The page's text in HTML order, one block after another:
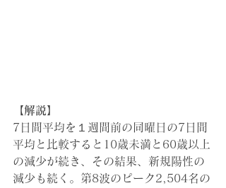
【解説】
7日間平均を１週間前の同曜日の7日間
平均と比較すると10歳未満と60歳以上
の減少が続き、その結果、新規陽性の
減少も続く。第8波のピーク2,504名の